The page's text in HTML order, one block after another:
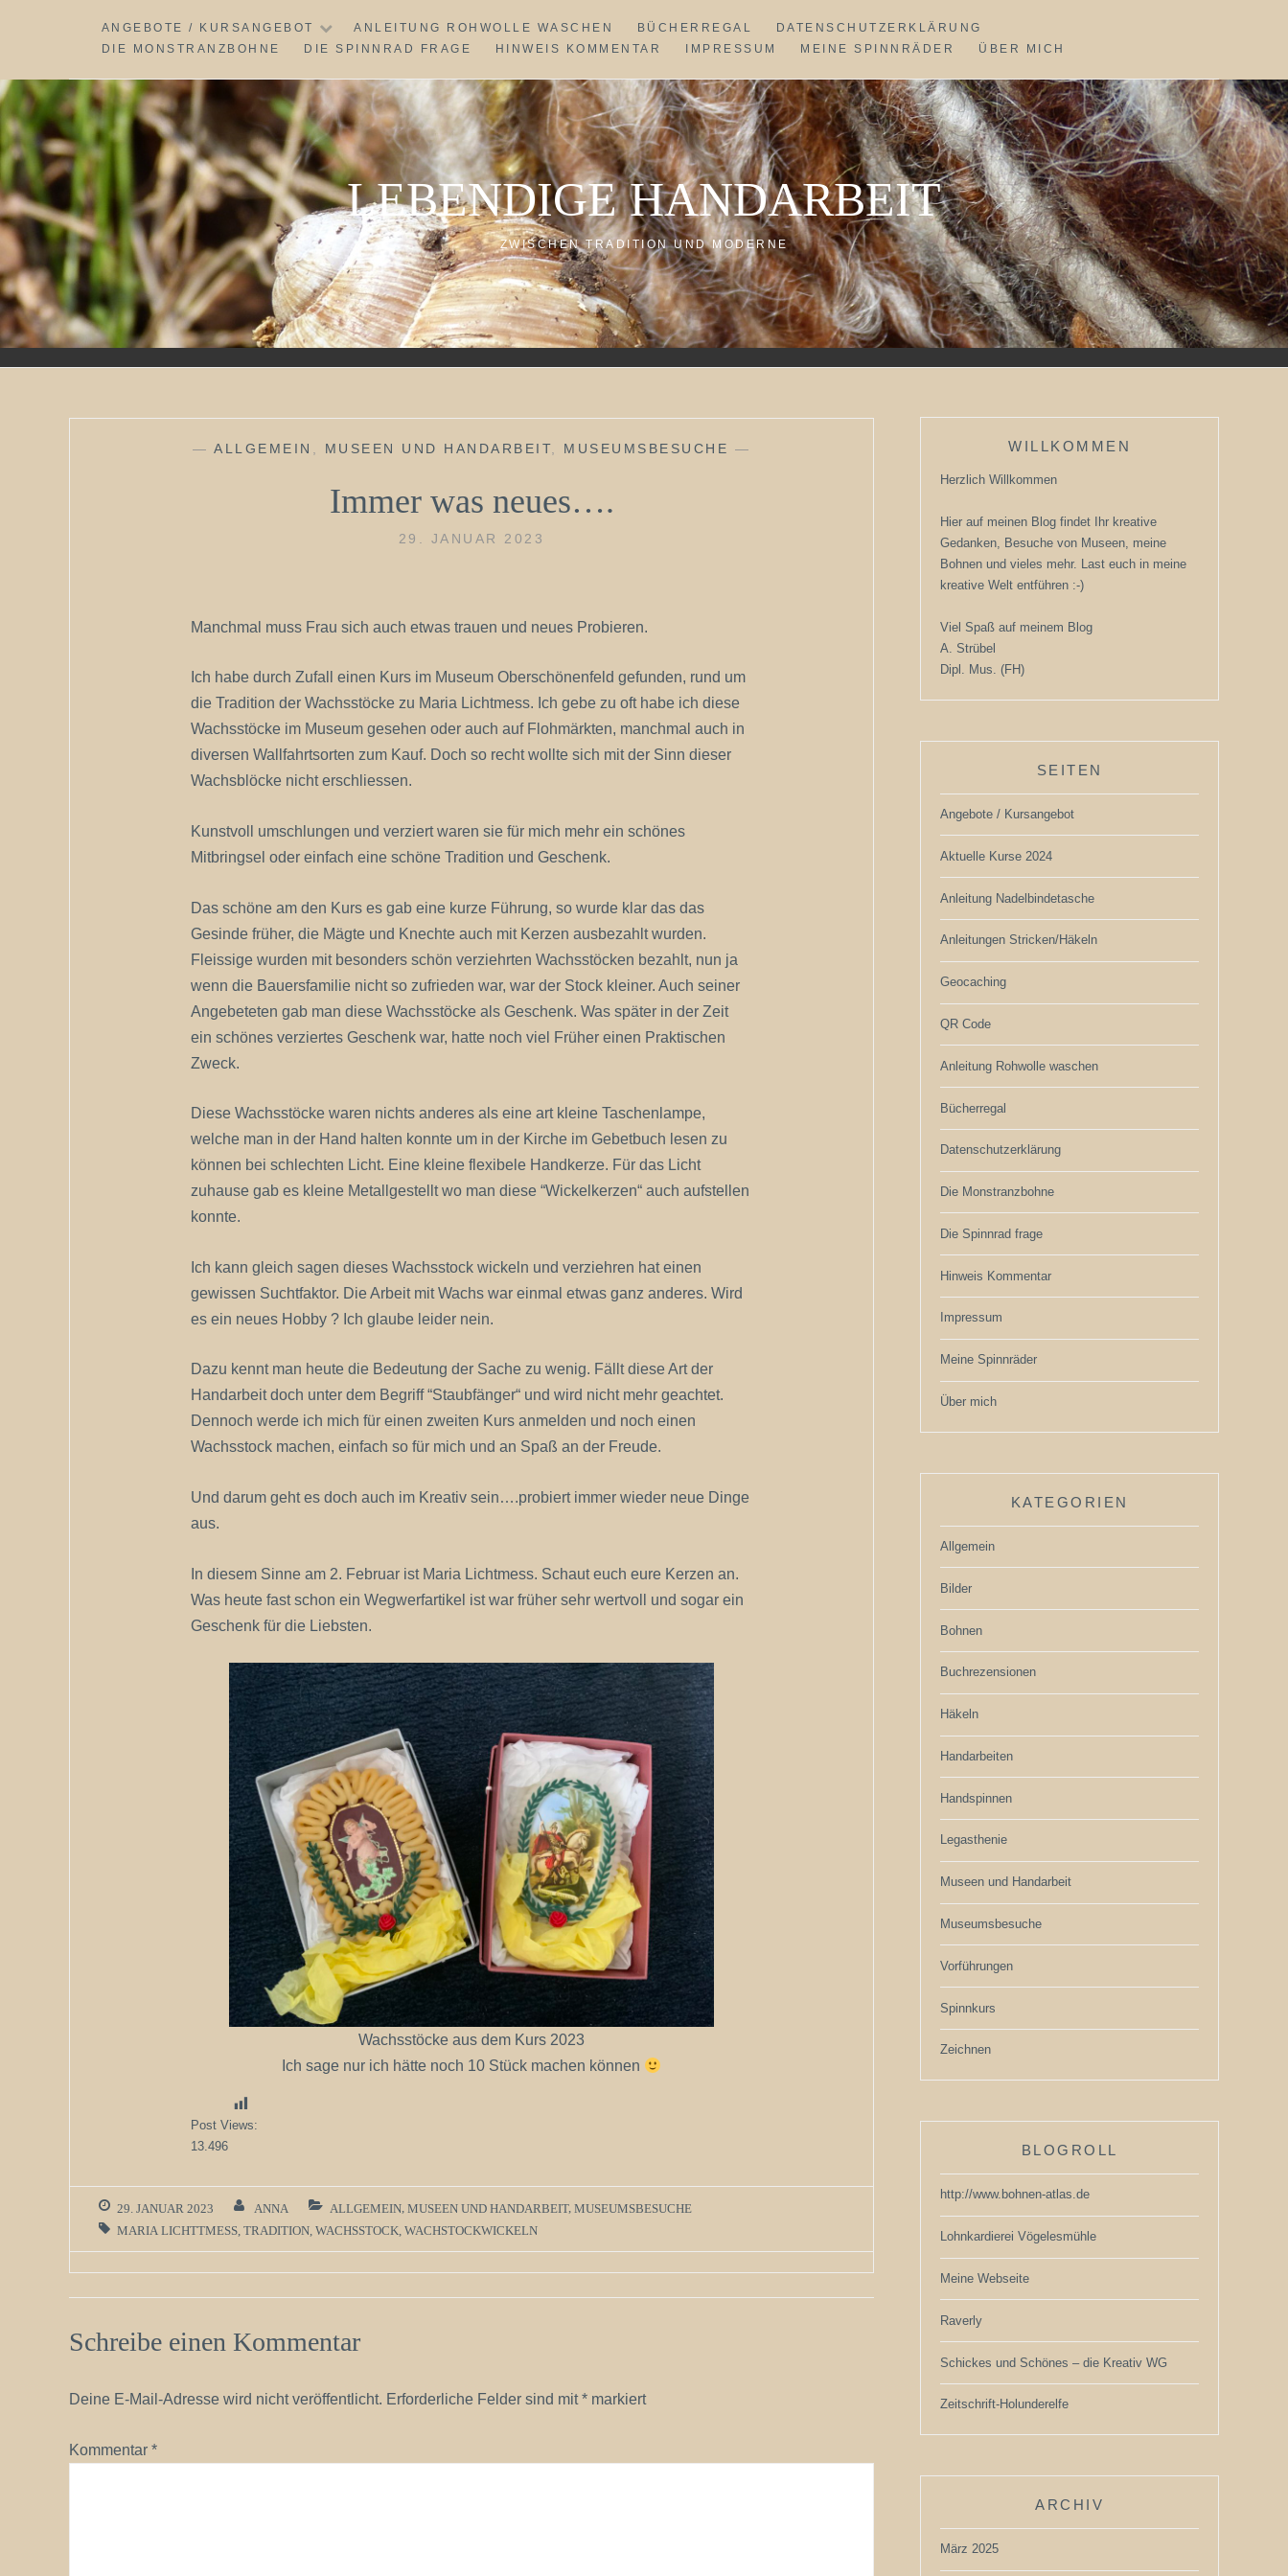
ANGEBOTE / KURSANGEBOT ANLEITUNG ROHWOLLE WASCHEN BÜCHERREGAL
DATENSCHUTZERKLÄRUNG
DIE MONSTRANZBOHNE
DIE SPINNRAD FRAGE HINWEIS KOMMENTAR IMPRESSUM MEINE SPINNRÄDER ÜBER MICH
LEBENDIGE HANDARBEIT
ZWISCHEN TRADITION UND MODERNE
— ALLGEMEIN MUSEEN UND HANDARBEIT MUSEUMSBESUCHE —
Immer was neues….
29. JANUAR 2023
Manchmal muss Frau sich auch etwas trauen und neues Probieren.
Ich habe durch Zufall einen Kurs im Museum Oberschönenfeld gefunden, rund um
die Tradition der Wachsstöcke zu Maria Lichtmess. Ich gebe zu oft habe ich diese
Wachsstöcke im Museum gesehen oder auch auf Flohmärkten, manchmal auch in
diversen Wallfahrtsorten zum Kauf. Doch so recht wollte sich mit der Sinn dieser
Wachsblöcke nicht erschliessen.
Kunstvoll umschlungen und verziert waren sie für mich mehr ein schönes
Mitbringsel oder einfach eine schöne Tradition und Geschenk.
Das schöne am den Kurs es gab eine kurze Führung, so wurde klar das das
Gesinde früher, die Mägte und Knechte auch mit Kerzen ausbezahlt wurden.
Fleissige wurden mit besonders schön verziehrten Wachsstöcken bezahlt, nun ja
wenn die Bauersfamilie nicht so zufrieden war, war der Stock kleiner. Auch seiner
Angebeteten gab man diese Wachsstöcke als Geschenk. Was später in der Zeit
ein schönes verziertes Geschenk war, hatte noch viel Früher einen Praktischen
Zweck.
Diese Wachsstöcke waren nichts anderes als eine art kleine Taschenlampe,
welche man in der Hand halten konnte um in der Kirche im Gebetbuch lesen zu
können bei schlechten Licht. Eine kleine flexibele Handkerze. Für das Licht
zuhause gab es kleine Metallgestellt wo man diese “Wickelkerzen“ auch aufstellen
konnte.
Ich kann gleich sagen dieses Wachsstock wickeln und verziehren hat einen
gewissen Suchtfaktor. Die Arbeit mit Wachs war einmal etwas ganz anderes. Wird
es ein neues Hobby ? Ich glaube leider nein.
Dazu kennt man heute die Bedeutung der Sache zu wenig. Fällt diese Art der
Handarbeit doch unter dem Begriff “Staubfänger“ und wird nicht mehr geachtet.
Dennoch werde ich mich für einen zweiten Kurs anmelden und noch einen
Wachsstock machen, einfach so für mich und an Spaß an der Freude.
Und darum geht es doch auch im Kreativ sein….probiert immer wieder neue Dinge
aus.
In diesem Sinne am 2. Februar ist Maria Lichtmess. Schaut euch eure Kerzen an.
Was heute fast schon ein Wegwerfartikel ist war früher sehr wertvoll und sogar ein
Geschenk für die Liebsten.
Wachsstöcke aus dem Kurs 2023
Ich sage nur ich hätte noch 10 Stück machen können
Post Views:
13.496
29. JANUAR 2023 ANNA ALLGEMEIN, MUSEEN UND HANDARBEIT, MUSEUMSBESUCHE
MARIA LICHTTMESS TRADITION WACHSSTOCK WACHSTOCKWICKELN
Schreibe einen Kommentar
Deine E-Mail-Adresse wird nicht veröffentlicht. Erforderliche Felder sind mit* markiert
Kommentar *
WILLKOMMEN
Herzlich Willkommen
Hier auf meinen Blog findet Ihr kreative
Gedanken, Besuche von Museen, meine
Bohnen und vieles mehr. Last euch in meine
kreative Welt entführen :-)
Viel Spaß auf meinem Blog
A. Strübel
Dipl. Mus. (FH)
SEITEN
Angebote / Kursangebot
Aktuelle Kurse 2024
Anleitung Nadelbindetasche
Anleitungen Stricken/Häkeln
Geocaching
QR Code
Anleitung Rohwolle waschen
Bücherregal
Datenschutzerklärung
Die Monstranzbohne
Die Spinnrad frage
Hinweis Kommentar
Impressum
Meine Spinnräder
Über mich
KATEGORIEN
Allgemein
Bilder
Bohnen
Buchrezensionen
Häkeln
Handarbeiten
Handspinnen
Legasthenie
Museen und Handarbeit
Museumsbesuche
Vorführungen
Spinnkurs
Zeichnen
BLOGROLL
http://www.bohnen-atlas.de
Lohnkardierei Vögelesmühle
Meine Webseite
Raverly
Schickes und Schönes – die Kreativ WG
Zeitschrift-Holunderelfe
ARCHIV
März 2025